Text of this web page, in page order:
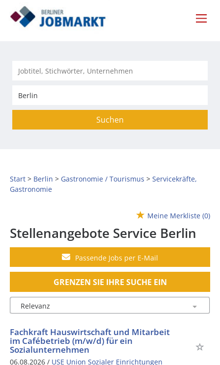
Suchen
Start Berlin Gastronomie / Tourismus
Servicekräfte,
Gastronomie
Meine Merkliste (0)
Stellenangebote Service Berlin
Passende Jobs per E-Mail
GRENZEN SIE IHRE SUCHE EIN
Fachkraft Hauswirtschaft und Mitarbeit
im Cafébetrieb (m/w/d) für ein
Sozialunternehmen
06.08.2026 / USE Union Sozialer Einrichtungen